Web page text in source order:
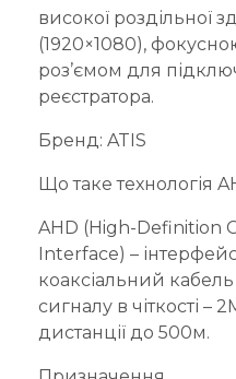
високої роздільної
(1920×1080),
роз’ємом для
реєстратора.
Бренд: ATIS
Що таке технологія
AHD (High-Definition
Interface) –
коаксіальний
сигналу в чіткості –
дистанції до 500м.